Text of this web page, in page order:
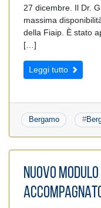
27 dicembre. Il Dr.
massima
della Fiaip. È stato
[…]
Leggi tutto
Bergamo #
NUOVO